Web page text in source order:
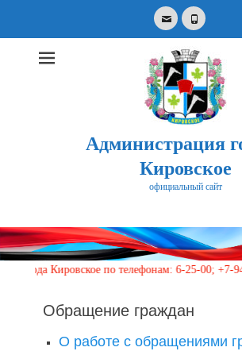
EmailPhone
Администрация
Кировское
официальный сайт
for:
Кировское по телефонам: 6-25-00; +7-949-
Обращение граждан
О работе с обращениями